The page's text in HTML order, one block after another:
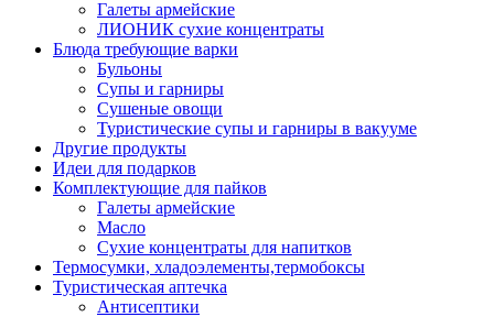
Галеты армейские
ЛИОНИК сухие концентраты
Блюда требующие варки
Бульоны
Супы и гарниры
Сушеные овощи
Туристические супы и гарниры в вакууме
Другие продукты
Идеи для подарков
Комплектующие для пайков
Галеты армейские
Масло
Сухие концентраты для напитков
Термосумки, хладоэлементы,термобоксы
Туристическая аптечка
Антисептики